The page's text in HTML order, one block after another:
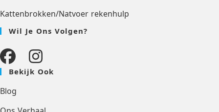
Kattenbrokken/Natvoer rekenhulp
Wil Je Ons Volgen?
Bekijk Ook
Blog